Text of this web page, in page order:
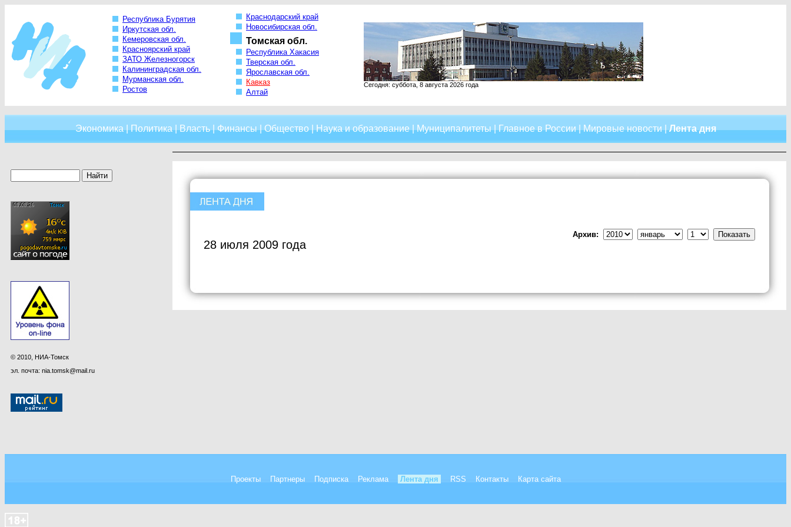
Республика Бурятия
Иркутская обл.
Кемеровская обл.
Красноярский край
ЗАТО Железногорск
Калининградская обл.
Мурманская обл.
Ростов
Краснодарский край
Новосибирская обл.
Томская обл.
Республика Хакасия
Тверская обл.
Ярославская обл.
Кавказ
Алтай
Сегодня: суббота, 8 августа 2026 года
Экономика|Политика|Власть|Финансы|Общество|Наука и образование|Муниципалитеты|Главное в России|Мировые новости|Лента дня
© 2010, НИА-Томск
эл. почта: nia.tomsk@mail.ru
28 июля 2009 года
Архив:
Проекты Партнеры Подписка Реклама Лента дня RSS Контакты Карта сайта